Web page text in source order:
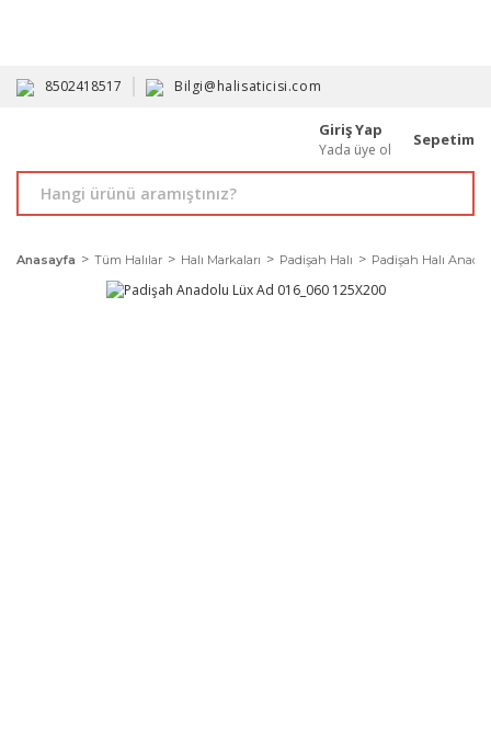
8502418517 Bilgi@halisaticisi.com
Giriş Yap
Yada üye ol
Sepetim
Anasayfa Tüm Halılar Halı Markaları Padişah Halı Padişah Halı